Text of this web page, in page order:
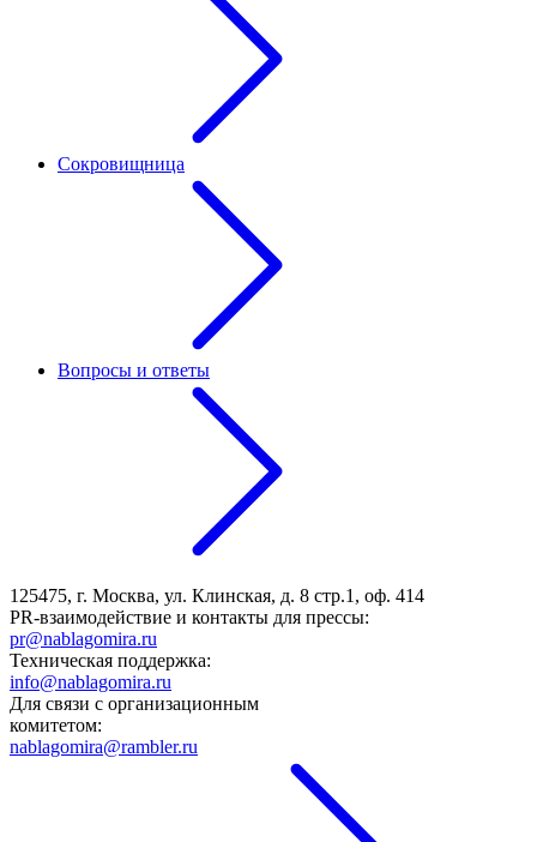
Сокровищница
Вопросы и ответы
125475, г. Москва, ул. Клинская, д. 8 стр.1, оф. 414
PR-взаимодействие и контакты для прессы:
pr@nablagomira.ru
Техническая поддержка:
info@nablagomira.ru
Для связи с организационным
комитетом:
nablagomira@rambler.ru